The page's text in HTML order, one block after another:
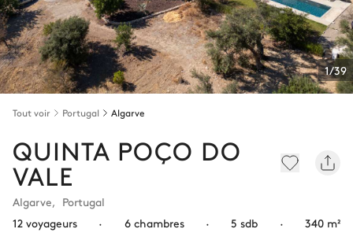
1/39
Tout voir Portugal Algarve
QUINTA POÇO DO
VALE
Algarve, Portugal
12 voyageurs
· 6 chambres · 5 sdb · 340 m²